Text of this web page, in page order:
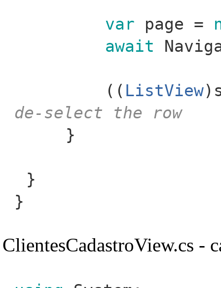
var page =
await
(( ListView
de-select the row
}
}
}
ClientesCadastroView.cs -